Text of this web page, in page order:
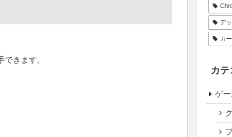
できます。
デ
カ
カテ
ゲー